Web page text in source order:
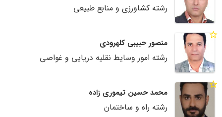
رشته کشاورزی و منابع طبیعی
منصور حبیبی کلهرودی
رشته امور وسایط نقلیه دریایی و غواصی
محمد حسین تیموری زاده
رشته راه و ساختمان